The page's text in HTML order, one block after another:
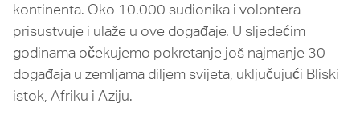
kontinenta. Oko 10.000 sudionika i volontera
prisustvuje i ulaže u ove događaje. U sljedećim
godinama očekujemo pokretanje još najmanje 30
događaja u zemljama diljem svijeta, uključujući Bliski
istok, Afriku i Aziju.